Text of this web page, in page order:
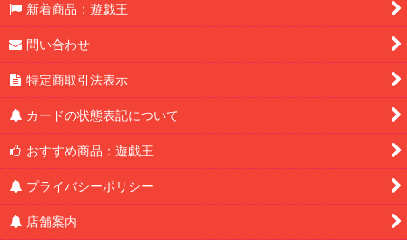
新着商品：遊戯王
問い合わせ
特定商取引法表示
カードの状態表記について
おすすめ商品：遊戯王
プライバシーポリシー
店舗案内